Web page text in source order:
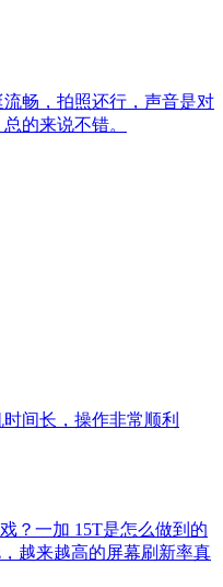
畅，拍照还行，声音是对
的来说不错。
间长，操作非常顺利
？一加 15T是怎么做到的
，越来越高的屏幕刷新率真